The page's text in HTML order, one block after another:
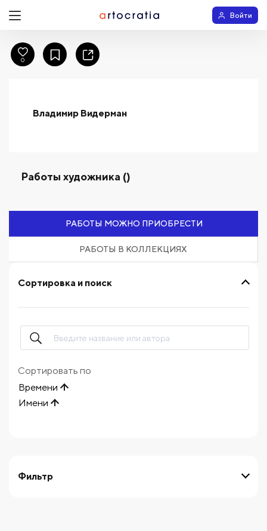
Войти
Владимир Видерман
Работы художника ()
РАБОТЫ МОЖНО ПРИОБРЕСТИ
РАБОТЫ В КОЛЛЕКЦИЯХ
Фильтр
Сортировка и поиск
Сортировать по
Времени
Имени
0